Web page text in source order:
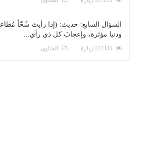
السؤال السابع: حديث: (إذا رأيتَ شُحّاً
ودنيا مؤثرة، وإعجابَ كل ذي رأي...
الفتاوى